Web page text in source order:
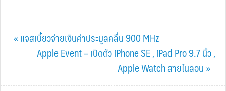
Previous
« แจสเบี้ยวจ่ายเงินค่าประมูลคลื่น 900 MHz
Next
Apple Event – เปิดตัว iPhone SE , iPad Pro 9.7 นิ้ว ,
Apple Watch สายไนลอน »